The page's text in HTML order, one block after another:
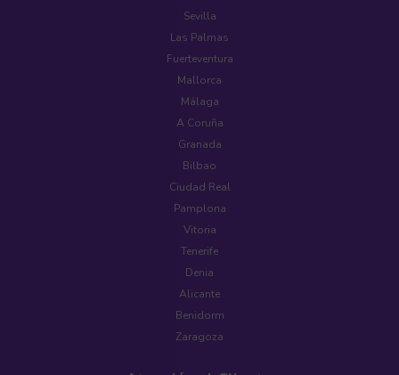
Sevilla
Las Palmas
Fuerteventura
Mallorca
Málaga
A Coruña
Granada
Bilbao
Ciudad Real
Pamplona
Vitoria
Tenerife
Denia
Alicante
Benidorm
Zaragoza